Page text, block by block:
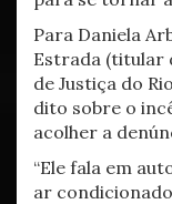
Para Daniela
Estrada (titular
de Justiça do
dito sobre o
acolher a
“Ele fala em
ar